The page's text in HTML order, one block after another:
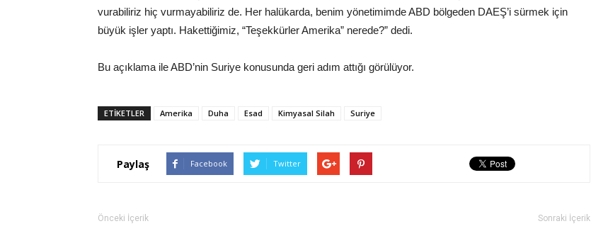
vurabiliriz hiç vurmayabiliriz de. Her halükarda, benim yönetimimde ABD bölgeden DAEŞ’i sürmek için
büyük işler yaptı. Hakettiğimiz, “Teşekkürler Amerika” nerede?” dedi.
Bu açıklama ile ABD’nin Suriye konusunda geri adım attığı görülüyor.
ETIKETLER Amerika Duha Esad Kimyasal Silah Suriye
Paylaş Facebook Twitter
Önceki İçerik Sonraki İçerik